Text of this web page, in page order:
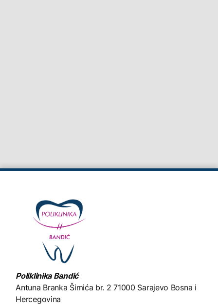
Poliklinika Bandić
Antuna Branka Šimića br. 2 71000 Sarajevo Bosna i
Hercegovina